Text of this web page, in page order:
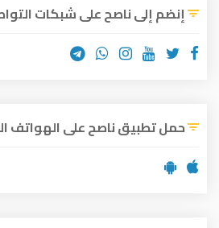
إنضم إلى ناصح على شبكات
حمل تطبيق ناصح على الهواتف